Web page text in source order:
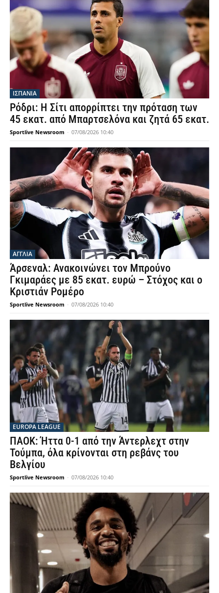
ΙΣΠΑΝΙΑ
Ρόδρι: Η Σίτι απορρίπτει την πρόταση των
45 εκατ. από Μπαρτσελόνα και ζητά 65 εκατ.
Sportlive Newsroom - 07/08/2026 10:40
ΑΓΓΛΙΑ
Άρσεναλ: Ανακοινώνει τον Μπρούνο
Γκιμαράες με 85 εκατ. ευρώ – Στόχος και ο
Κριστιάν Ρομέρο
Sportlive Newsroom - 07/08/2026 10:40
EUROPA LEAGUE
ΠΑΟΚ: Ήττα 0-1 από την Άντερλεχτ στην
Τούμπα, όλα κρίνονται στη ρεβάνς του
Βελγίου
Sportlive Newsroom - 07/08/2026 10:40